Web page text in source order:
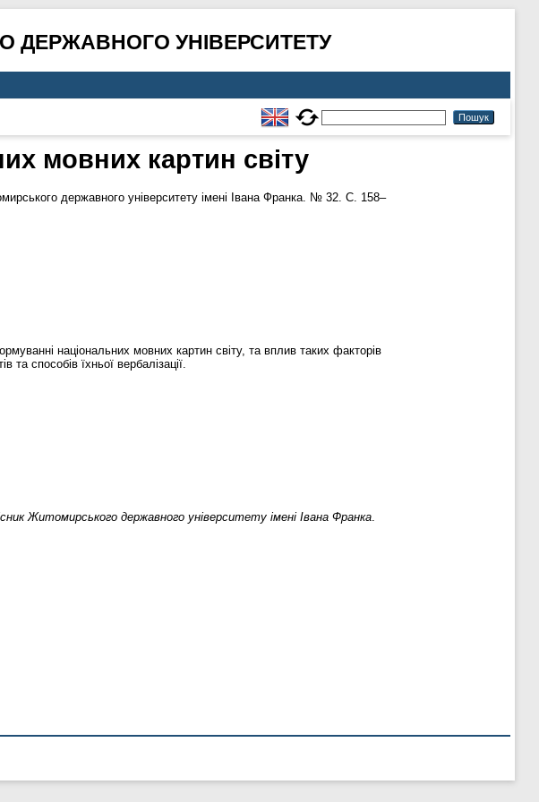
ДЕРЖАВНОГО УНІВЕРСИТЕТУ
мовних картин світу
державного університету імені Івана Франка. № 32. С. 158–
національних мовних картин світу, та вплив таких факторів
способів їхньої вербалізації.
Житомирського державного університету імені Івана Франка